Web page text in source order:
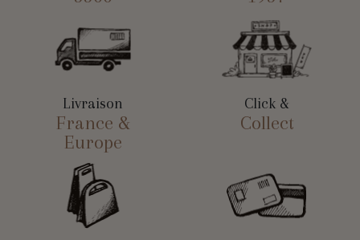
Livraison
France &
Europe
Click &
Collect